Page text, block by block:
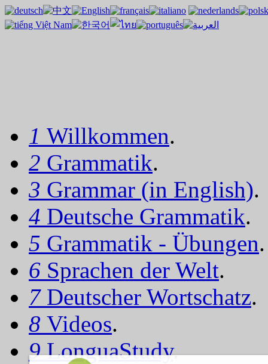
1 Willkommen.
2 Grammatik.
3 Grammar (in English).
4 Deutsche Grammatik.
5 Grammatik - Übungen.
6 Sprachen der Welt.
7 Deutscher Wortschatz.
8 Videos.
9LonguaStudy.